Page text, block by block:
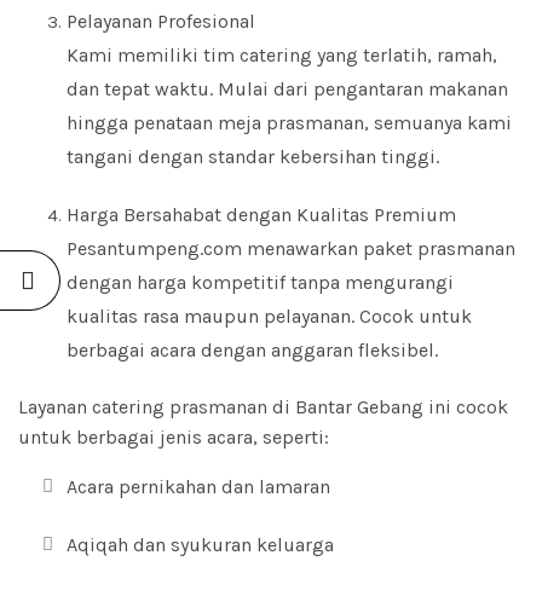
Pelayanan Profesional
Kami memiliki tim catering yang terlatih, ramah,
dan tepat waktu. Mulai dari pengantaran makanan
hingga penataan meja prasmanan, semuanya kami
tangani dengan standar kebersihan tinggi.
Harga Bersahabat dengan Kualitas Premium
Pesantumpeng.com menawarkan paket prasmanan
dengan harga kompetitif tanpa mengurangi
kualitas rasa maupun pelayanan. Cocok untuk
berbagai acara dengan anggaran fleksibel.
Layanan catering prasmanan di Bantar Gebang ini cocok
untuk berbagai jenis acara, seperti:
Acara pernikahan dan lamaran
Aqiqah dan syukuran keluarga